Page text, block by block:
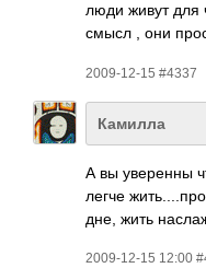
люди живут для
смысл , они
2009-12-15 #4337
Камилла
А вы уверенны
легче
дне, жить
2009-12-15 12:00